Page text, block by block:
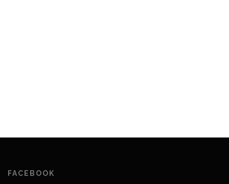
FACEBOOK